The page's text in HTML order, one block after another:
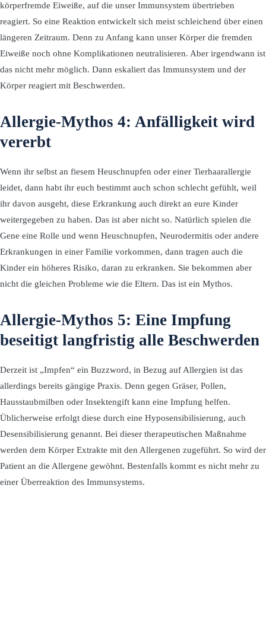
körperfremde Eiweiße, auf die unser Immunsystem übertrieben
reagiert. So eine Reaktion entwickelt sich meist schleichend über einen
längeren Zeitraum. Denn zu Anfang kann unser Körper die fremden
Eiweiße noch ohne Komplikationen neutralisieren. Aber irgendwann ist
das nicht mehr möglich. Dann eskaliert das Immunsystem und der
Körper reagiert mit Beschwerden.
Allergie-Mythos 4: Anfälligkeit wird
vererbt
Wenn ihr selbst an fiesem Heuschnupfen oder einer Tierhaarallergie
leidet, dann habt ihr euch bestimmt auch schon schlecht gefühlt, weil
ihr davon ausgeht, diese Erkrankung auch direkt an eure Kinder
weitergegeben zu haben. Das ist aber nicht so. Natürlich spielen die
Gene eine Rolle und wenn Heuschnupfen, Neurodermitis oder andere
Erkrankungen in einer Familie vorkommen, dann tragen auch die
Kinder ein höheres Risiko, daran zu erkranken. Sie bekommen aber
nicht die gleichen Probleme wie die Eltern. Das ist ein Mythos.
Allergie-Mythos 5: Eine Impfung
beseitigt langfristig alle Beschwerden
Derzeit ist „Impfen“ ein Buzzword, in Bezug auf Allergien ist das
allerdings bereits gängige Praxis. Denn gegen Gräser, Pollen,
Hausstaubmilben oder Insektengift kann eine Impfung helfen.
Üblicherweise erfolgt diese durch eine Hyposensibilisierung, auch
Desensibilisierung genannt. Bei dieser therapeutischen Maßnahme
werden dem Körper Extrakte mit den Allergenen zugeführt. So wird der
Patient an die Allergene gewöhnt. Bestenfalls kommt es nicht mehr zu
einer Überreaktion des Immunsystems.